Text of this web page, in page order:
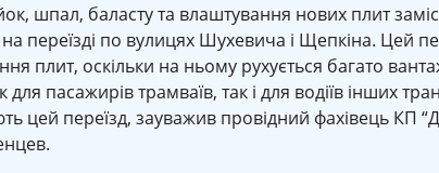
шпал, баласту та влаштування нових плит
переїзді по вулицях Шухевича і Щепкіна. Цей
плит, оскільки на ньому рухується багато
для пасажирів трамваїв, так і для водіїв інших
цей переїзд, зауважив провідний фахівець КП